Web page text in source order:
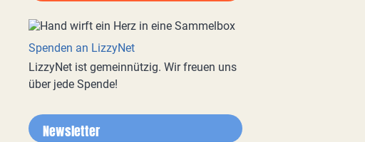
Spenden an LizzyNet
LizzyNet ist gemeinnützig. Wir freuen uns
über jede Spende!
Newsletter